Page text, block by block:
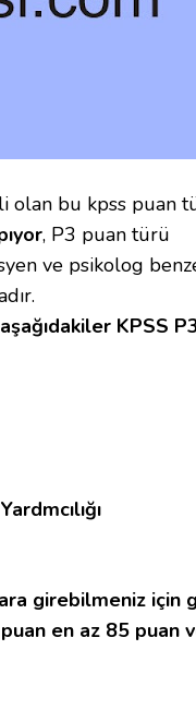
olan bu kpss puan
, P3 puan türü
ve psikolog
KPSS
girebilmeniz için
en az 85 puan